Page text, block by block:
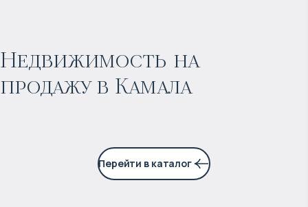
Недвижимость на
продажу в Камала
Прогнозируемый доход:
3% годовых
Перейти в каталог